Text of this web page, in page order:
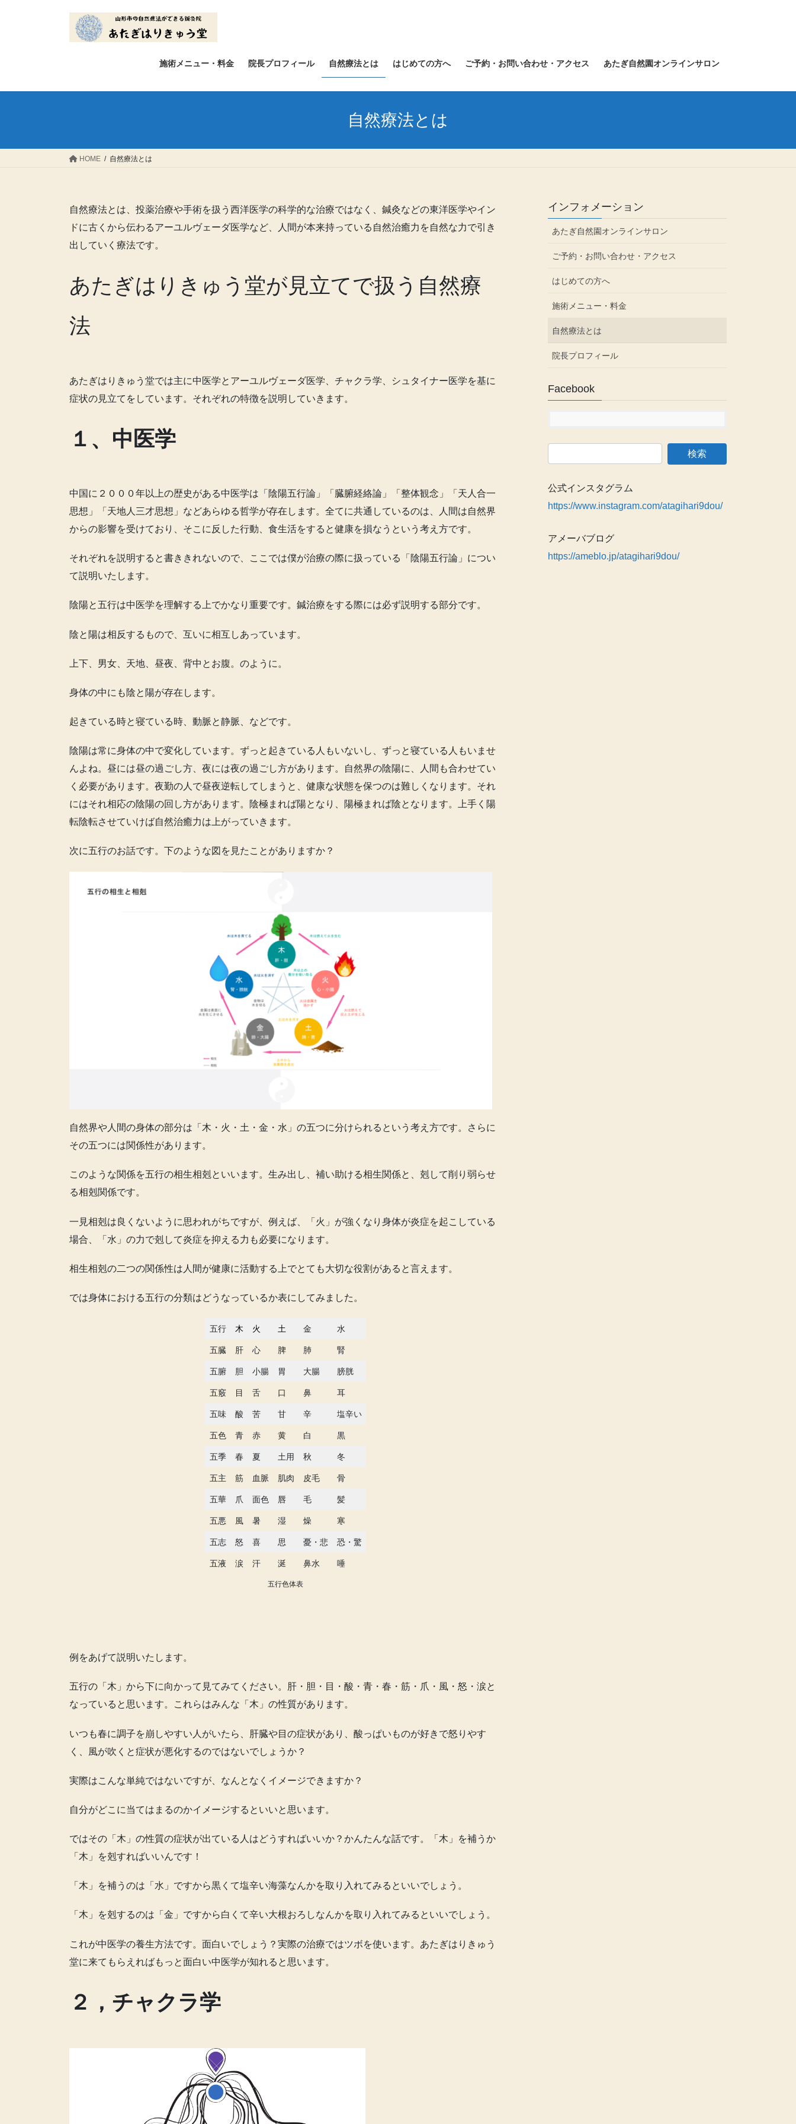
ス
ン
施術メニュー・料金 院長プロフィール 自然療法とは はじめての方へ ご予約・お問い合わせ・アクセス あたぎ自然園オンラインサロン
自然療法とは
HOME 自然療法とは
自然療法とは、投薬治療や手術を扱う西洋医学の科学的な治療ではなく、鍼灸などの東洋医学やイン
ドに古くから伝わるアーユルヴェーダ医学など、人間が本来持っている自然治癒力を自然な力で引き
出していく療法です。
あたぎはりきゅう堂が見立てで扱う自然療
法
あたぎはりきゅう堂では主に中医学とアーユルヴェーダ医学、チャクラ学、シュタイナー医学を基に
症状の見立てをしています。それぞれの特徴を説明していきます。
１、中医学
中国に２０００年以上の歴史がある中医学は「陰陽五行論」「臓腑経絡論」「整体観念」「天人合一
思想」「天地人三才思想」などあらゆる哲学が存在します。全てに共通しているのは、人間は自然界
からの影響を受けており、そこに反した行動、食生活をすると健康を損なうという考え方です。
それぞれを説明すると書ききれないので、ここでは僕が治療の際に扱っている「陰陽五行論」につい
て説明いたします。
陰陽と五行は中医学を理解する上でかなり重要です。鍼治療をする際には必ず説明する部分です。
陰と陽は相反するもので、互いに相互しあっています。
上下、男女、天地、昼夜、背中とお腹。のように。
身体の中にも陰と陽が存在します。
起きている時と寝ている時、動脈と静脈、などです。
陰陽は常に身体の中で変化しています。ずっと起きている人もいないし、ずっと寝ている人もいませ
んよね。昼には昼の過ごし方、夜には夜の過ごし方があります。自然界の陰陽に、人間も合わせてい
く必要があります。夜勤の人で昼夜逆転してしまうと、健康な状態を保つのは難しくなります。それ
にはそれ相応の陰陽の回し方があります。陰極まれば陽となり、陽極まれば陰となります。上手く陽
転陰転させていけば自然治癒力は上がっていきます。
次に五行のお話です。下のような図を見たことがありますか？
自然界や人間の身体の部分は「木・火・土・金・水」の五つに分けられるという考え方です。さらに
その五つには関係性があります。
このような関係を五行の相生相剋といいます。生み出し、補い助ける相生関係と、剋して削り弱らせ
る相剋関係です。
一見相剋は良くないように思われがちですが、例えば、「火」が強くなり身体が炎症を起こしている
場合、「水」の力で剋して炎症を抑える力も必要になります。
相生相剋の二つの関係性は人間が健康に活動する上でとても大切な役割があると言えます。
では身体における五行の分類はどうなっているか表にしてみました。
五行 木 火 土 金 水
五臓 肝 心 脾 肺 腎
五腑 胆 小腸 胃 大腸 膀胱
五竅 目 舌 口 鼻 耳
五味 酸 苦 甘 辛 塩辛い
五色 青 赤 黄 白 黒
五季 春 夏 土用 秋 冬
五主 筋 血脈 肌肉 皮毛 骨
五華 爪 面色 唇 毛 髪
五悪 風 暑 湿 燥 寒
五志 怒 喜 思 憂・悲 恐・驚
五液 涙 汗 涎 鼻水 唾
五行色体表
例をあげて説明いたします。
五行の「木」から下に向かって見てみてください。肝・胆・目・酸・青・春・筋・爪・風・怒・涙と
なっていると思います。これらはみんな「木」の性質があります。
いつも春に調子を崩しやすい人がいたら、肝臓や目の症状があり、酸っぱいものが好きで怒りやす
く、風が吹くと症状が悪化するのではないでしょうか？
実際はこんな単純ではないですが、なんとなくイメージできますか？
自分がどこに当てはまるのかイメージするといいと思います。
ではその「木」の性質の症状が出ている人はどうすればいいか？かんたんな話です。「木」を補うか
「木」を剋すればいいんです！
「木」を補うのは「水」ですから黒くて塩辛い海藻なんかを取り入れてみるといいでしょう。
「木」を剋するのは「金」ですから白くて辛い大根おろしなんかを取り入れてみるといいでしょう。
これが中医学の養生方法です。面白いでしょう？実際の治療ではツボを使います。あたぎはりきゅう
堂に来てもらえればもっと面白い中医学が知れると思います。
２，チャクラ学
インフォメーション
あたぎ自然園オンラインサロン
ご予約・お問い合わせ・アクセス
はじめての方へ
施術メニュー・料金
自然療法とは
院長プロフィール
Facebook
公式インスタグラム
https://www.instagram.com/atagihari9dou/
アメーバブログ
https://ameblo.jp/atagihari9dou/